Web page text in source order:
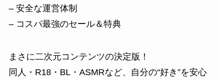
– 安全な運営体制
– コスパ最強のセール＆特典
まさに二次元コンテンツの決定版！
同人・R18・BL・ASMRなど、自分の“好き”を安心